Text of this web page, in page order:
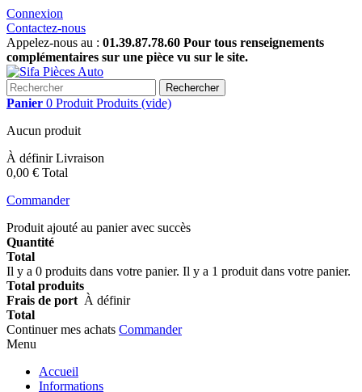
Connexion
Contactez-nous
Appelez-nous au : 01.39.87.78.60 Pour tous renseignements
complémentaires sur une pièce vu sur le site.
Rechercher
Panier 0 Produit Produits (vide)
Aucun produit
À définirLivraison
0,00 € Total
Commander
Produit ajouté au panier avec succès
Quantité
Total
Il y a 0 produits dans votre panier. Il y a 1 produit dans votre panier.
Total produits
Frais de port À définir
Total
Continuer mes achats Commander
Menu
Accueil
Informations